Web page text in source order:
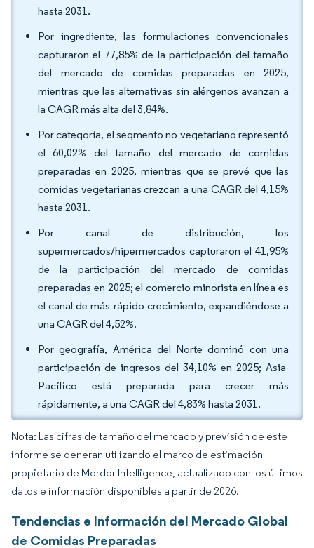
hasta 2031.
Por ingrediente, las formulaciones convencionales
capturaron el 77,85% de la participación del tamaño
del mercado de comidas preparadas en 2025,
mientras que las alternativas sin alérgenos avanzan a
la CAGR más alta del 3,84%.
Por categoría, el segmento no vegetariano representó
el 60,02% del tamaño del mercado de comidas
preparadas en 2025, mientras que se prevé que las
comidas vegetarianas crezcan a una CAGR del 4,15%
hasta 2031.
Por canal de distribución, los
supermercados/hipermercados capturaron el 41,95%
de la participación del mercado de comidas
preparadas en 2025; el comercio minorista en línea es
el canal de más rápido crecimiento, expandiéndose a
una CAGR del 4,52%.
Por geografía, América del Norte dominó con una
participación de ingresos del 34,10% en 2025; Asia-
Pacífico está preparada para crecer más
rápidamente, a una CAGR del 4,83% hasta 2031.
Nota: Las cifras de tamaño del mercado y previsión de este
informe se generan utilizando el marco de estimación
propietario de Mordor Intelligence, actualizado con los últimos
datos e información disponibles a partir de 2026.
Tendencias e Información del Mercado Global
de Comidas Preparadas